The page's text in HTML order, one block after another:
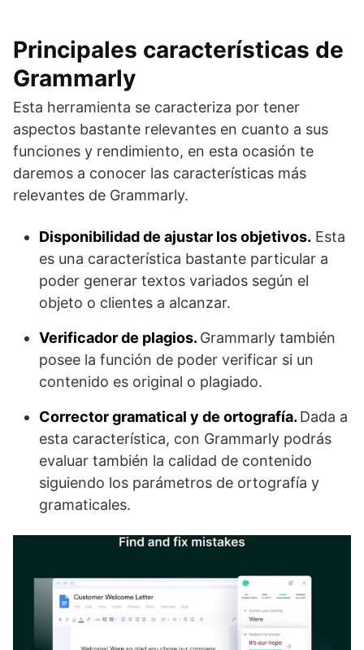
Principales características de
Grammarly
Esta herramienta se caracteriza por tener
aspectos bastante relevantes en cuanto a sus
funciones y rendimiento, en esta ocasión te
daremos a conocer las características más
relevantes de Grammarly.
Disponibilidad de ajustar los objetivos. Esta
es una característica bastante particular a
poder generar textos variados según el
objeto o clientes a alcanzar.
Verificador de plagios. Grammarly también
posee la función de poder verificar si un
contenido es original o plagiado.
Corrector gramatical y de ortografía. Dada a
esta característica, con Grammarly podrás
evaluar también la calidad de contenido
siguiendo los parámetros de ortografía y
gramaticales.